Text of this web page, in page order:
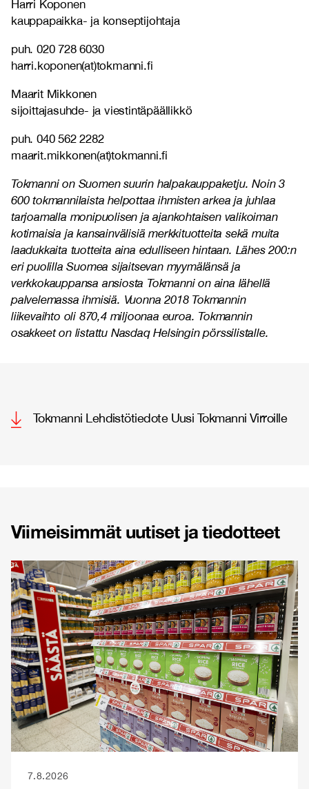
Harri Koponen
kauppapaikka- ja konseptijohtaja
puh. 020 728 6030
harri.koponen(at)tokmanni.fi
Maarit Mikkonen
sijoittajasuhde- ja viestintäpäällikkö
puh. 040 562 2282
maarit.mikkonen(at)tokmanni.fi
Tokmanni on Suomen suurin halpakauppaketju. Noin 3
600 tokmannilaista helpottaa ihmisten arkea ja juhlaa
tarjoamalla monipuolisen ja ajankohtaisen valikoiman
kotimaisia ja kansainvälisiä merkkituotteita sekä muita
laadukkaita tuotteita aina edulliseen hintaan. Lähes 200:n
eri puolilla Suomea sijaitsevan myymälänsä ja
verkkokauppansa ansiosta Tokmanni on aina lähellä
palvelemassa ihmisiä. Vuonna 2018 Tokmannin
liikevaihto oli 870,4 miljoonaa euroa. Tokmannin
osakkeet on listattu Nasdaq Helsingin pörssilistalle.
Tokmanni Lehdistötiedote Uusi Tokmanni Virroille
Viimeisimmät uutiset ja tiedotteet
7.8.2026